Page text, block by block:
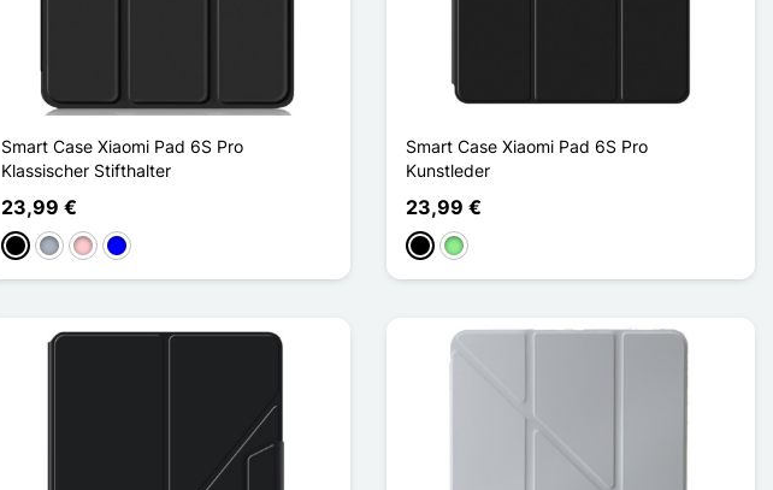
Smart Case Xiaomi Pad 6S Pro
Klassischer Stifthalter
23,99 €
Schwarz
GrauPinkBlau
Smart Case Xiaomi Pad 6S Pro
Kunstleder
23,99 €
SchwarzHellgrün